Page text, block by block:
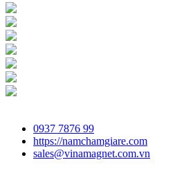
0937 7876 99
https://namchamgiare.com
sales@vinamagnet.com.vn